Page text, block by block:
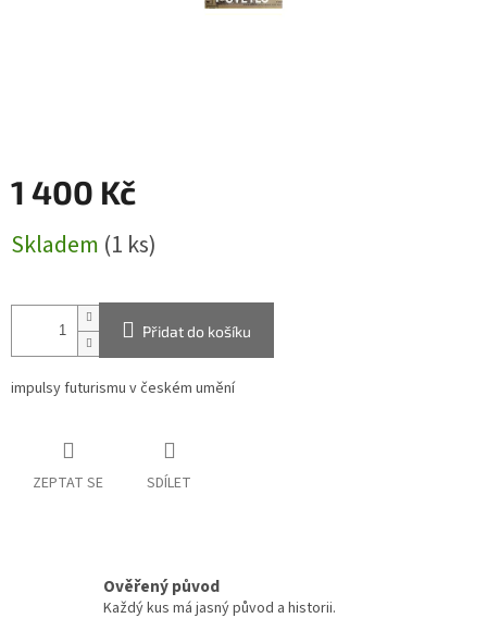
1 400 Kč
cena:
Skladem (1 ks)
Přidat do košíku
impulsy futurismu v českém umění
ZEPTAT SE SDÍLET
Ověřený původ
Každý kus má jasný původ a historii.